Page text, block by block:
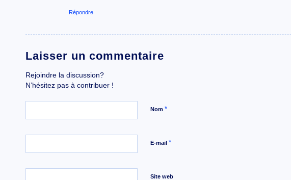
Répondre
Laisser un commentaire
Rejoindre la discussion?
N’hésitez pas à contribuer !
Nom *
E-mail *
Site web